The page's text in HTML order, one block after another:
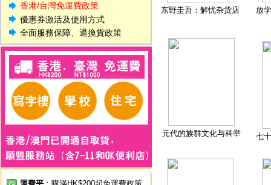
香港/台灣免運費政策
優惠券激活及使用方式
全面服務保障、退換貨政策
东野圭吾：解忧杂货店 放
元代的族群文化与科举 七